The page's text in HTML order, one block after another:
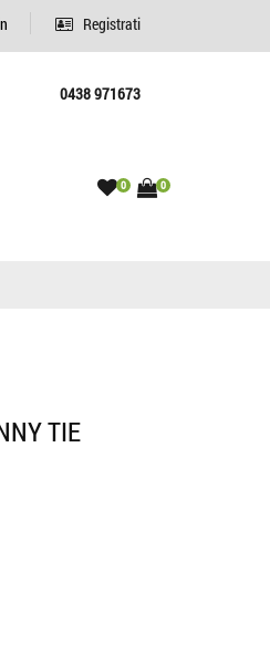
Registrati
0438 971673
0 0
TIE